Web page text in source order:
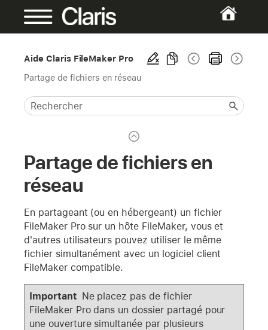
Aide Claris FileMaker Pro
Partage de fichiers en réseau
Partage de fichiers en
réseau
En partageant (ou en hébergeant) un fichier
FileMaker Pro sur un hôte FileMaker, vous et
d'autres utilisateurs pouvez utiliser le même
fichier simultanément avec un logiciel client
FileMaker compatible.
Important Ne placez pas de fichier
FileMaker Pro dans un dossier partagé pour
une ouverture simultanée par plusieurs